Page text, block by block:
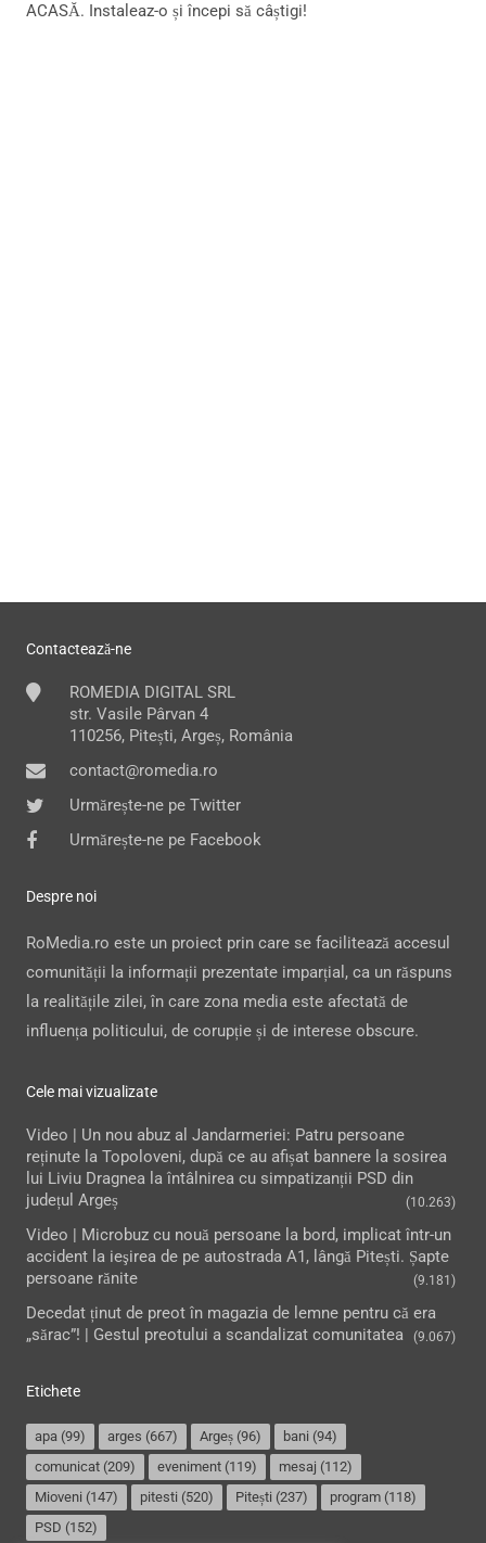
ACASĂ. Instaleaz-o și începi să câștigi!
Contactează-ne
ROMEDIA DIGITAL SRL
str. Vasile Pârvan 4
110256, Pitești, Argeș, România
contact@romedia.ro
Urmărește-ne pe Twitter
Urmărește-ne pe Facebook
Despre noi
RoMedia.ro este un proiect prin care se facilitează accesul
comunității la informații prezentate imparțial, ca un răspuns
la realitățile zilei, în care zona media este afectată de
influența politicului, de corupție și de interese obscure.
Cele mai vizualizate
Video | Un nou abuz al Jandarmeriei: Patru persoane
reținute la Topoloveni, după ce au afișat bannere la sosirea
lui Liviu Dragnea la întâlnirea cu simpatizanții PSD din
județul Argeș
(10.263)
Video | Microbuz cu nouă persoane la bord, implicat într-un
accident la ieşirea de pe autostrada A1, lângă Pitești. Șapte
persoane rănite
(9.181)
Decedat ținut de preot în magazia de lemne pentru că era
„sărac”! | Gestul preotului a scandalizat comunitatea
(9.067)
Etichete
apa (99) arges (667) Argeș (96) bani (94)
comunicat (209) eveniment (119) mesaj (112)
Mioveni (147) pitesti (520) Pitești (237) program (118)
PSD (152)